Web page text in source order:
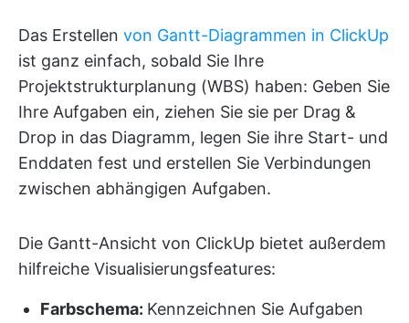
Das Erstellen von Gantt-Diagrammen in ClickUp
ist ganz einfach, sobald Sie Ihre
Projektstrukturplanung (WBS) haben: Geben Sie
Ihre Aufgaben ein, ziehen Sie sie per Drag &
Drop in das Diagramm, legen Sie ihre Start- und
Enddaten fest und erstellen Sie Verbindungen
zwischen abhängigen Aufgaben.
Die Gantt-Ansicht von ClickUp bietet außerdem
hilfreiche Visualisierungsfeatures:
Farbschema: Kennzeichnen Sie Aufgaben